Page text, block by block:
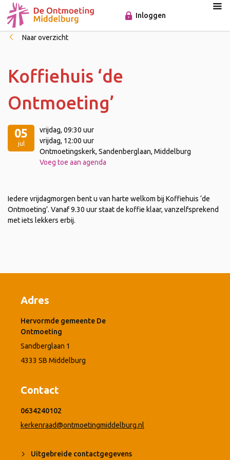
Inloggen
Naar overzicht
Koffiehuis ‘de
Ontmoeting’
05
jul
vrijdag, 09:30 uur
vrijdag, 12:00 uur
Ontmoetingskerk, Sandenberglaan, Middelburg
Voeg toe aan agenda
Iedere vrijdagmorgen bent u van harte welkom bij Koffiehuis ‘de
Ontmoeting’. Vanaf 9.30 uur staat de koffie klaar, vanzelfsprekend
met iets lekkers erbij.
Adres
Hervormde gemeente De
Ontmoeting
Sandberglaan 1
4333 SB Middelburg
Contact
0634240102
kerkenraad@ontmoetingmiddelburg.nl
Uitgebreide contactgegevens